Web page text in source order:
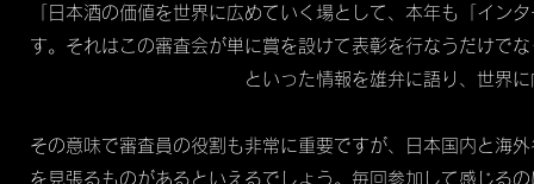
「日本酒の価値を世界に広めていく場として、本年も「イン
す。それはこの審査会が単に賞を設けて表彰を行なうだけで
といった情報を雄弁に語り、世界
その意味で審査員の役割も非常に重要ですが、日本国内と海
を見張るものがあるといえるでしょう。毎回参加して感じる